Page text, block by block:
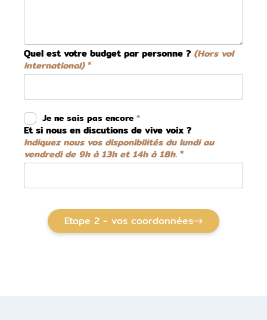
Quel est votre budget par personne ? (Hors vol
international)
Je ne sais pas encore
Et si nous en discutions de vive voix ?
Indiquez nous vos disponibilités du lundi au
vendredi de 9h à 13h et 14h à 18h.
Etape 2 - vos coordonnées